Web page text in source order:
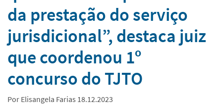
da prestação do serviço
jurisdicional”, destaca juiz
que coordenou 1º
concurso do TJTO
Por Elisangela Farias 18.12.2023